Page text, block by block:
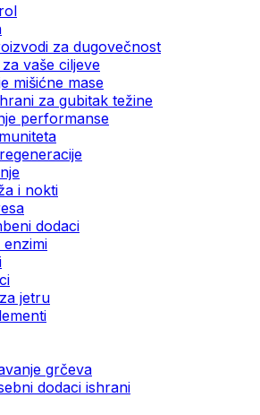
za dugovečnost
vaše ciljeve
mišićne mase
za gubitak težine
performanse
i nokti
dodaci
jetru
grčeva
dodaci ishrani